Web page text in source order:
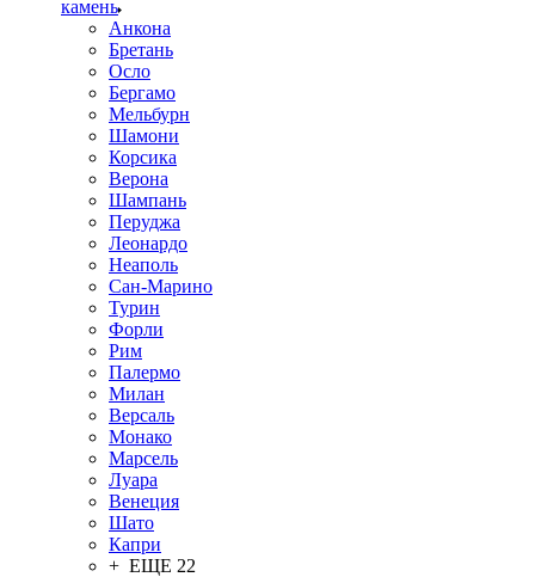
камень
Анкона
Бретань
Осло
Бергамо
Мельбурн
Шамони
Корсика
Верона
Шампань
Перуджа
Леонардо
Неаполь
Сан-Марино
Турин
Форли
Рим
Палермо
Милан
Версаль
Монако
Марсель
Луара
Венеция
Шато
Капри
+ ЕЩЕ 22